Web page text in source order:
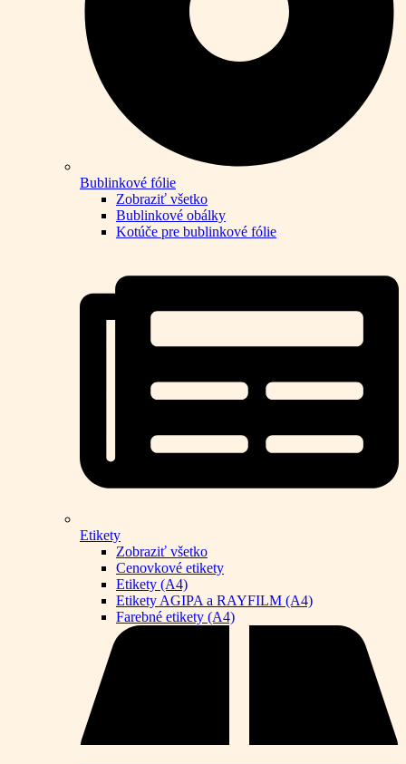
Bublinkové fólie
Zobraziť všetko
Bublinkové obálky
Kotúče pre bublinkové fólie
Etikety
Zobraziť všetko
Cenovkové etikety
Etikety (A4)
Etikety AGIPA a RAYFILM (A4)
Farebné etikety (A4)